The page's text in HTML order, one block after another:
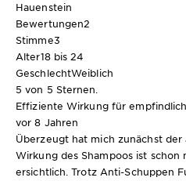
Hauenstein
Bewertungen2
Stimme3
Alter18 bis 24
GeschlechtWeiblich
5 von 5 Sternen.
Effiziente Wirkung für
vor 8 Jahren
Überzeugt hat mich zunächst
Wirkung des Shampoos ist schon
ersichtlich. Trotz Anti-Schuppen